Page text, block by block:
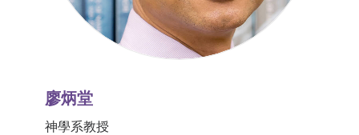
廖炳堂
神學系教授